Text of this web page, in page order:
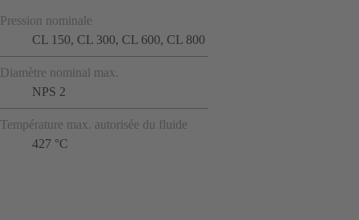
Pression nominale
CL 150, CL 300, CL 600, CL 800
Diamètre nominal max.
NPS 2
Température max. autorisée du fluide
427 °C